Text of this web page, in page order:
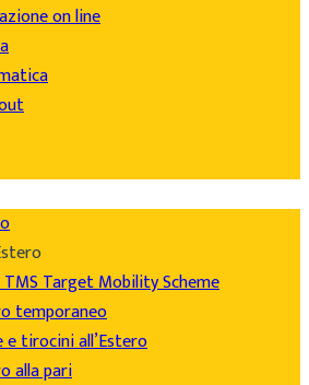
on line
TMS Target Mobility Scheme
temporaneo
e tirocini all’Estero
alla pari